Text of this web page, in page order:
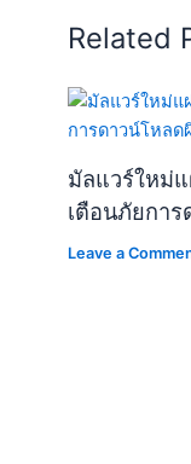
Related
มัลแวร์ใหม่
เตือนภัยกา
Leave a